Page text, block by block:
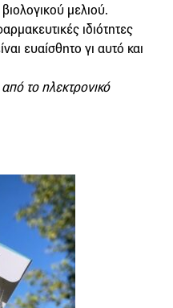
μελιού.
ιδιότητες
ευαίσθητο γι αυτό και
το ηλεκτρονικό